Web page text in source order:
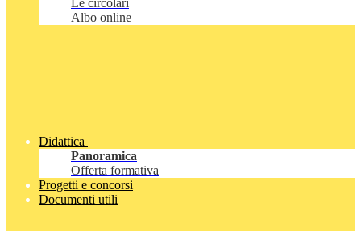
Le circolari
Albo online
Didattica
Panoramica
Offerta formativa
Progetti e concorsi
Documenti utili